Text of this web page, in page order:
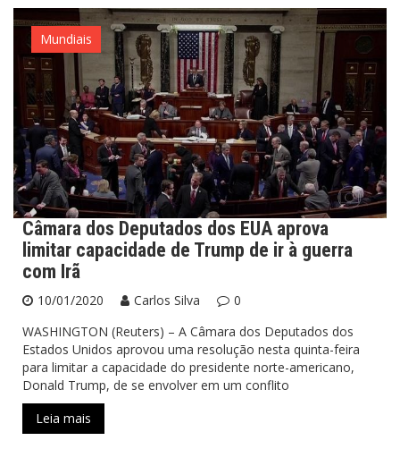
Mundiais
Câmara dos Deputados dos EUA aprova
limitar capacidade de Trump de ir à guerra
com Irã
10/01/2020 Carlos Silva
0
WASHINGTON (Reuters) – A Câmara dos Deputados dos
Estados Unidos aprovou uma resolução nesta quinta-feira
para limitar a capacidade do presidente norte-americano,
Donald Trump, de se envolver em um conflito
Leia mais